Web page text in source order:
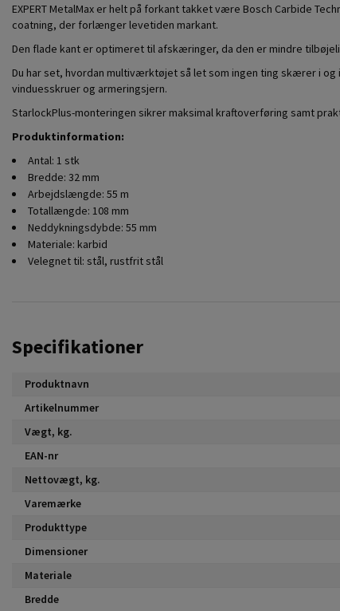
EXPERT MetalMax er helt på forkant takket være Bosch Carbide
coatning, der forlænger levetiden markant.
Den flade kant er optimeret til afskæringer, da den er mindre
Du har set, hvordan multiværktøjet så let som ingen ting skærer i og
vinduesskruer og armeringsjern.
StarlockPlus-monteringen sikrer maksimal kraftoverføring samt
Produktinformation:
Antal: 1 stk
Bredde: 32 mm
Arbejdslængde: 55 m
Totallængde: 108 mm
Neddykningsdybde: 55 mm
Materiale: karbid
Velegnet til: stål, rustfrit stål
Specifikationer
Produktnavn
Artikelnummer
Vægt, kg.
EAN-nr
Nettovægt, kg.
Varemærke
Produkttype
Dimensioner
Materiale
Bredde